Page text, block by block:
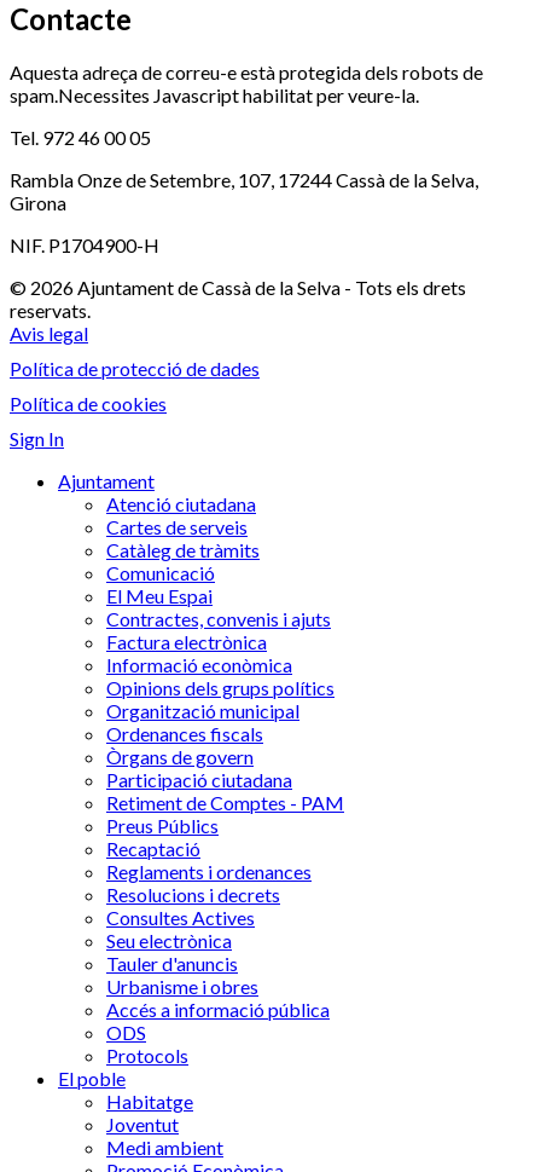
Contacte
Aquesta adreça de correu-e està protegida dels robots de
spam.Necessites Javascript habilitat per veure-la.
Tel. 972 46 00 05
Rambla Onze de Setembre, 107, 17244 Cassà de la Selva,
Girona
NIF. P1704900-H
© 2026 Ajuntament de Cassà de la Selva - Tots els drets
reservats.
Avis legal
Política de protecció de dades
Política de cookies
Sign In
Ajuntament
Atenció ciutadana
Cartes de serveis
Catàleg de tràmits
Comunicació
El Meu Espai
Contractes, convenis i ajuts
Factura electrònica
Informació econòmica
Opinions dels grups polítics
Organització municipal
Ordenances fiscals
Òrgans de govern
Participació ciutadana
Retiment de Comptes - PAM
Preus Públics
Recaptació
Reglaments i ordenances
Resolucions i decrets
Consultes Actives
Seu electrònica
Tauler d'anuncis
Urbanisme i obres
Accés a informació pública
ODS
Protocols
El poble
Habitatge
Joventut
Medi ambient